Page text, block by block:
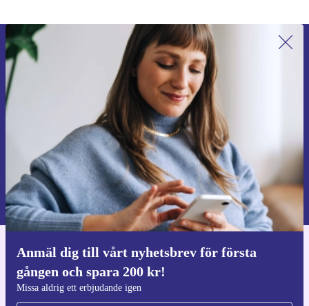
Anmäl dig till vårt nyhetsbrev för första
gången och spara 200 kr!
Missa aldrig ett erbjudande igen
Anmäl dig till vårt nyhetsbrev för
första gången och spara 200 kr!
Missa aldrig ett erbjudande igen.
Begär kupong
Information om användningen av personuppgifter finns i vår
Integritetspolicy
Ladda ner refurbed appen
För iOS och Android